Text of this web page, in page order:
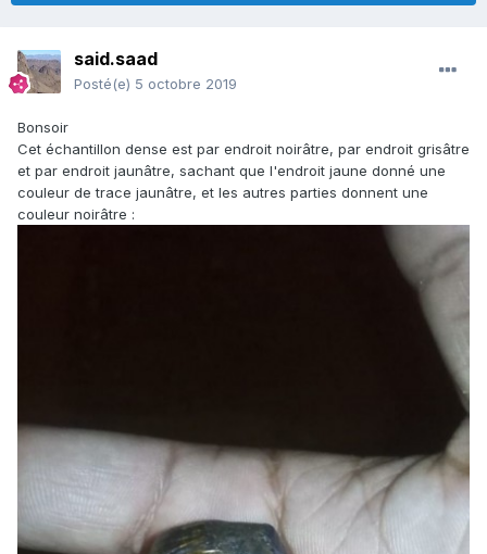
said.saad
Posté(e) 5 octobre 2019
Bonsoir
Cet échantillon dense est par endroit noirâtre, par endroit grisâtre
et par endroit jaunâtre, sachant que l'endroit jaune donné une
couleur de trace jaunâtre, et les autres parties donnent une
couleur noirâtre :